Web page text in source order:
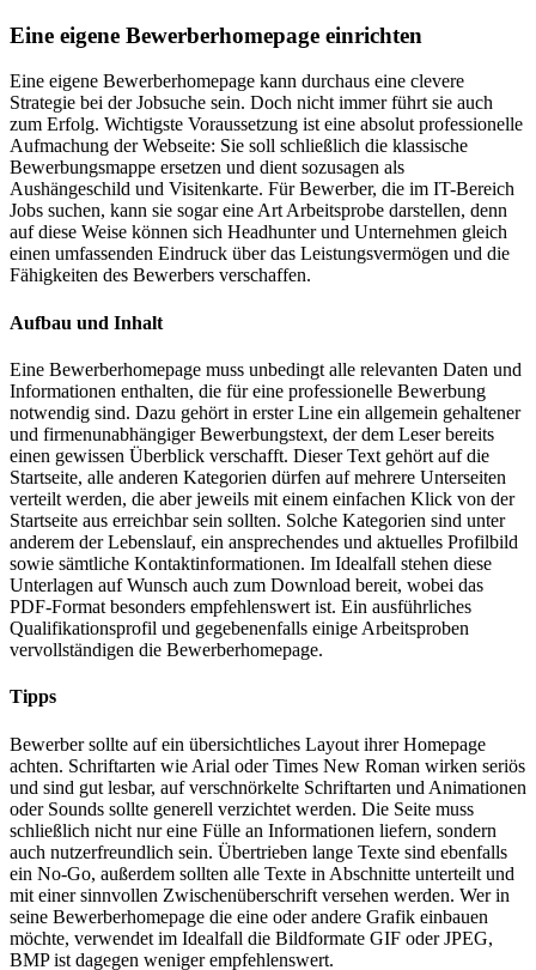
Eine eigene Bewerberhomepage einrichten
Eine eigene Bewerberhomepage kann durchaus eine clevere
Strategie bei der Jobsuche sein. Doch nicht immer führt sie auch
zum Erfolg. Wichtigste Voraussetzung ist eine absolut professionelle
Aufmachung der Webseite: Sie soll schließlich die klassische
Bewerbungsmappe ersetzen und dient sozusagen als
Aushängeschild und Visitenkarte. Für Bewerber, die im IT-Bereich
Jobs suchen, kann sie sogar eine Art Arbeitsprobe darstellen, denn
auf diese Weise können sich Headhunter und Unternehmen gleich
einen umfassenden Eindruck über das Leistungsvermögen und die
Fähigkeiten des Bewerbers verschaffen.
Aufbau und Inhalt
Eine Bewerberhomepage muss unbedingt alle relevanten Daten und
Informationen enthalten, die für eine professionelle Bewerbung
notwendig sind. Dazu gehört in erster Line ein allgemein gehaltener
und firmenunabhängiger Bewerbungstext, der dem Leser bereits
einen gewissen Überblick verschafft. Dieser Text gehört auf die
Startseite, alle anderen Kategorien dürfen auf mehrere Unterseiten
verteilt werden, die aber jeweils mit einem einfachen Klick von der
Startseite aus erreichbar sein sollten. Solche Kategorien sind unter
anderem der Lebenslauf, ein ansprechendes und aktuelles Profilbild
sowie sämtliche Kontaktinformationen. Im Idealfall stehen diese
Unterlagen auf Wunsch auch zum Download bereit, wobei das
PDF-Format besonders empfehlenswert ist. Ein ausführliches
Qualifikationsprofil und gegebenenfalls einige Arbeitsproben
vervollständigen die Bewerberhomepage.
Tipps
Bewerber sollte auf ein übersichtliches Layout ihrer Homepage
achten. Schriftarten wie Arial oder Times New Roman wirken seriös
und sind gut lesbar, auf verschnörkelte Schriftarten und Animationen
oder Sounds sollte generell verzichtet werden. Die Seite muss
schließlich nicht nur eine Fülle an Informationen liefern, sondern
auch nutzerfreundlich sein. Übertrieben lange Texte sind ebenfalls
ein No-Go, außerdem sollten alle Texte in Abschnitte unterteilt und
mit einer sinnvollen Zwischenüberschrift versehen werden. Wer in
seine Bewerberhomepage die eine oder andere Grafik einbauen
möchte, verwendet im Idealfall die Bildformate GIF oder JPEG,
BMP ist dagegen weniger empfehlenswert.